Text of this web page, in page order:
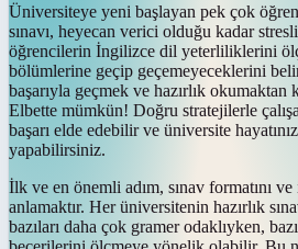
Üniversiteye yeni başlayan pek çok
sınavı, heyecan verici olduğu kadar
öğrencilerin İngilizce dil yeterliliklerini
bölümlerine geçip geçemeyeceklerini
başarıyla geçmek ve hazırlık
Elbette mümkün! Doğru stratejilerle
başarı elde edebilir ve üniversite
yapabilirsiniz.
İlk ve en önemli adım, sınav formatını
anlamaktır. Her üniversitenin hazırlık
bazıları daha çok gramer odaklıyken,